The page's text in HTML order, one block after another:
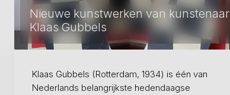
Nieuwe kunstwerken van kunstenaar
Klaas Gubbels
Klaas Gubbels (Rotterdam, 1934) is één van
Nederlands belangrijkste hedendaagse